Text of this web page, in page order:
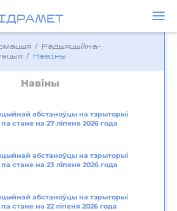
/
Радыяцыйна-
/ Навіны
Навіны
абстаноўцы на тэрыторыі
стане на 27 ліпеня 2026 года
абстаноўцы на тэрыторыі
стане на 23 ліпеня 2026 года
абстаноўцы на тэрыторыі
стане на 22 ліпеня 2026 года